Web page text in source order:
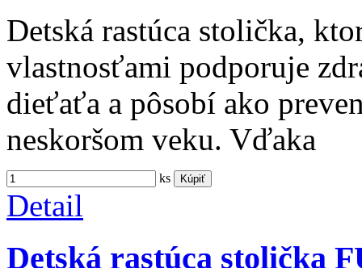
Detská rastúca stolička,
vlastnosťami podporuje
dieťaťa a pôsobí ako
neskoršom veku. Vďaka
ks Kúpiť
Detail
Detská rastúca stolička